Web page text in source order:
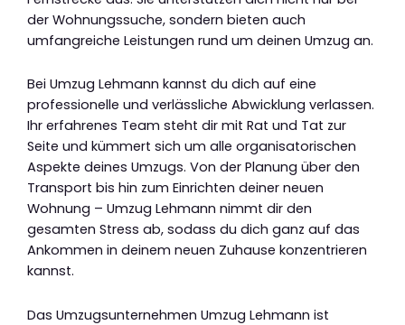
der Wohnungssuche, sondern bieten auch
umfangreiche Leistungen rund um deinen Umzug an.
Bei Umzug Lehmann kannst du dich auf eine
professionelle und verlässliche Abwicklung verlassen.
Ihr erfahrenes Team steht dir mit Rat und Tat zur
Seite und kümmert sich um alle organisatorischen
Aspekte deines Umzugs. Von der Planung über den
Transport bis hin zum Einrichten deiner neuen
Wohnung – Umzug Lehmann nimmt dir den
gesamten Stress ab, sodass du dich ganz auf das
Ankommen in deinem neuen Zuhause konzentrieren
kannst.
Das Umzugsunternehmen Umzug Lehmann ist